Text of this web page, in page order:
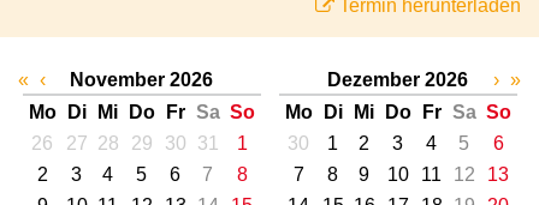
Termin herunterladen
« ‹
November 2026
Mo
Di Mi Do Fr Sa So
26
27 28 29 30 31
1
2
3 4 5 6 7
8
Dezember 2026
Mo
Di Mi Do Fr Sa So
30
1 2 3 4 5
6
7
8 9 10 11 12
13
› »